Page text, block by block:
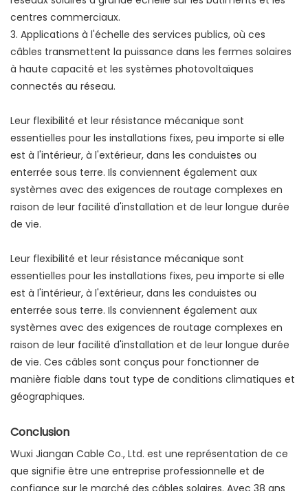
centres commerciaux.
3. Applications à l'échelle des services publics, où ces
câbles transmettent la puissance dans les fermes solaires
à haute capacité et les systèmes photovoltaïques
connectés au réseau.
Leur flexibilité et leur résistance mécanique sont
essentielles pour les installations fixes, peu importe si elle
est à l'intérieur, à l'extérieur, dans les conduistes ou
enterrée sous terre. Ils conviennent également aux
systèmes avec des exigences de routage complexes en
raison de leur facilité d'installation et de leur longue durée
de vie.
Leur flexibilité et leur résistance mécanique sont
essentielles pour les installations fixes, peu importe si elle
est à l'intérieur, à l'extérieur, dans les conduistes ou
enterrée sous terre. Ils conviennent également aux
systèmes avec des exigences de routage complexes en
raison de leur facilité d'installation et de leur longue durée
de vie. Ces câbles sont conçus pour fonctionner de
manière fiable dans tout type de conditions climatiques et
géographiques.
Conclusion
Wuxi Jiangan Cable Co., Ltd. est une représentation de ce
que signifie être une entreprise professionnelle et de